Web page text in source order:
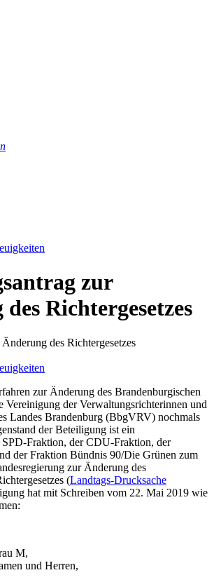
zur
Richtergesetzes
des Richtergesetzes
zur Änderung des Brandenburgischen
Vereinigung der Verwaltungsrichterinnen und
Landes Brandenburg (BbgVRV) nochmals
der Beteiligung ist ein
SPD-Fraktion, der CDU-Fraktion, der
der Fraktion Bündnis 90/Die Grünen zum
zur Änderung des
(Landtags-Drucksache
hat mit Schreiben vom 22. Mai 2019 wie
M,
und Herren,